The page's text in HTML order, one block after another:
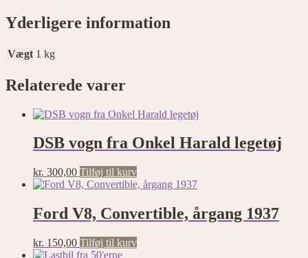
antal
Yderligere information
Vægt 1 kg
Relaterede varer
DSB vogn fra Onkel Harald legetøj
kr. 300,00 Tilføj til kurv
Ford V8, Convertible, årgang 1937
kr. 150,00 Tilføj til kurv